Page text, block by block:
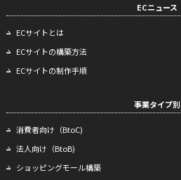
ECニュース
ECサイトとは
ECサイトの構築方法
ECサイトの制作手順
事業タイプ別
消費者向け（BtoC)
法人向け（BtoB)
ショッピングモール構築